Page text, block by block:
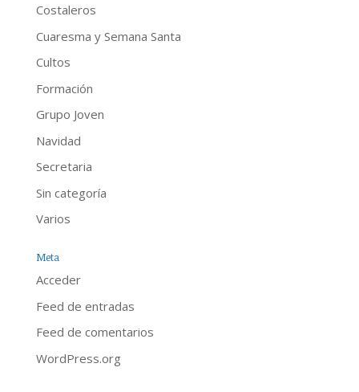
Costaleros
Cuaresma y Semana Santa
Cultos
Formación
Grupo Joven
Navidad
Secretaria
Sin categoría
Varios
Meta
Acceder
Feed de entradas
Feed de comentarios
WordPress.org